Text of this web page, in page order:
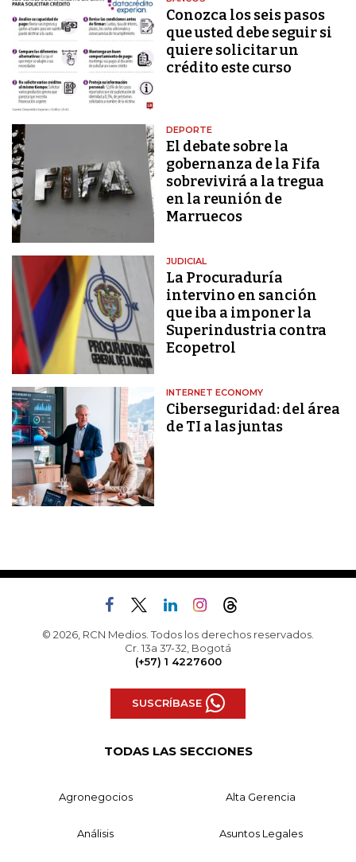
Conozca los seis pasos
que usted debe seguir si
quiere solicitar un
crédito este curso
DEPORTE
El debate sobre la
gobernanza de la Fifa
sobrevivirá a la tregua
en la reunión de
Marruecos
JUDICIAL
La Procuraduría
intervino en sanción
que iba a imponer la
Superindustria contra
Ecopetrol
INTERNET ECONOMY
Ciberseguridad: del área
de TI a las juntas
© 2026, RCN Medios. Todos los derechos reservados.
Cr. 13a 37-32, Bogotá
(+57) 1 4227600
SUSCRÍBASE
TODAS LAS SECCIONES
Agronegocios Alta Gerencia
Análisis Asuntos Legales